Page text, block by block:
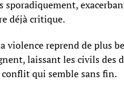
sporadiquement,
déjà critique.
violence reprend de plus
laissant les civils des
conflit qui semble sans fin.